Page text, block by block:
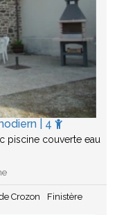
| 4
piscine couverte eau
Crozon
Finistère